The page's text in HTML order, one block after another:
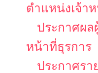
ตำแหน่งเจ้า
ประกาศผล
หน้าที่ธุรการ
ประกาศรา